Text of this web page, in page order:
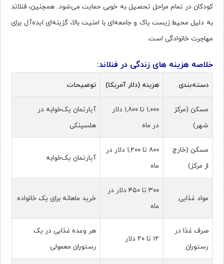
کودکان در تمام مراحل تحصیل به خوبی حمایت می‌شود. همچنین، فنلاند
به دلیل محیط زیست پاک و جامعه‌ای با امنیت بالا، گزینه‌ای ایده‌آل برای
مهاجرت خانوادگی است​.
خلاصه هزینه های زندگی در فنلاند:
دسته‌بندی هزینه (دلار آمریکا) توضیحات
مسکن (مرکز
شهر)
۱,۰۰۰ تا ۱,۸۰۰ دلار
در ماه
آپارتمان یک‌خوابه در
هلسینکی
مسکن (خارج
از مرکز)
۸۰۰ تا ۱,۲۰۰ دلار در
ماه
آپارتمان یک‌خوابه
مواد غذایی
۳۰۰ تا ۴۵۰ دلار در
ماه
خرید ماهانه برای یک خانواده
صرف غذا در
رستوران
۱۲ تا ۲۰ دلار
هر وعده غذایی در یک
رستوران معمولی